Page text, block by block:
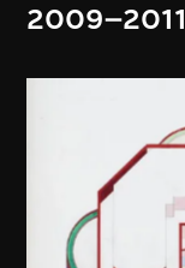
2009–2011